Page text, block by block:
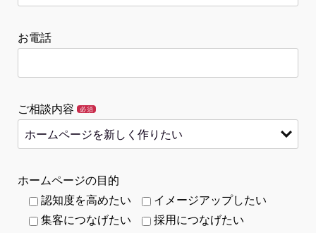
お電話
ご相談内容 必須
ホームページの目的
認知度を高めたい
イメージアップしたい
集客につなげたい
採用につなげたい